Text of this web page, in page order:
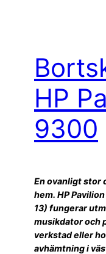
HP
9300
En ovanligt stor
hem. HP
13) fungerar
musikdator och
verkstad eller
avhämtning i